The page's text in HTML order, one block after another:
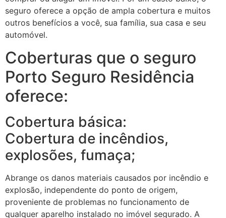
seguro oferece a opção de ampla cobertura e muitos
outros benefícios a você, sua família, sua casa e seu
automóvel.
Coberturas que o seguro
Porto Seguro Residência
oferece:
Cobertura básica:
Cobertura de incêndios,
explosões, fumaça;
Abrange os danos materiais causados por incêndio e
explosão, independente do ponto de origem,
proveniente de problemas no funcionamento de
qualquer aparelho instalado no imóvel segurado. A